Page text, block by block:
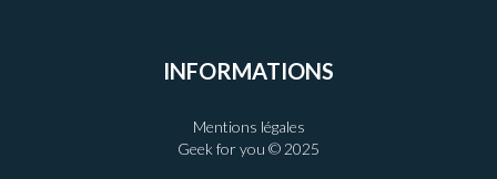
INFORMATIONS
Mentions légales
Geek for you © 2025